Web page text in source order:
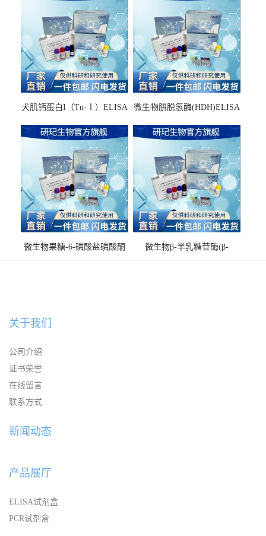
犬肌钙蛋白I（Tn-Ⅰ）ELISA
微生物肼脱氢酶(HDH)ELISA
微生物果糖-6-磷酸盐磷酸酮
微生物β-半乳糖苷酶(β-
关于我们
公司介绍
证书荣誉
在线留言
联系方式
新闻动态
产品展厅
ELISA试剂盒
PCR试剂盒